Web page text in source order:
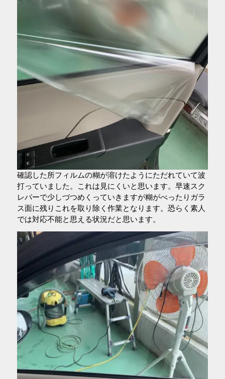
確認した所フィルムの糊が溶けたようにただれていて波
打っていました。これは見にくいと思います。早速スク
レパーで少しづつめくっていきますが糊がべったりガラ
ス面に残りこれを取り除く作業となります。恐らく素人
では対応不能と思える状況だと思います。